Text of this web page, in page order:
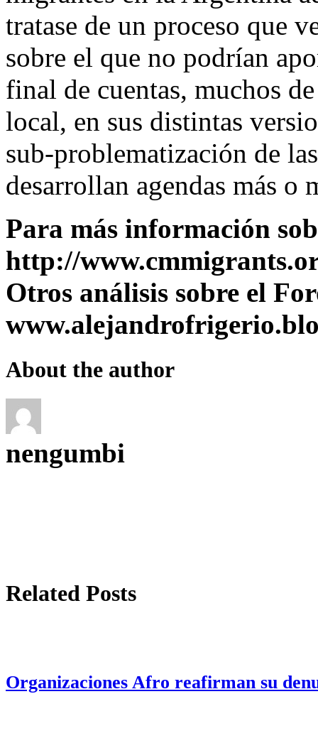
tratase de un proceso que
sobre el que no podrían
final de cuentas, muchos
local, en sus distintas
sub-problematización de
desarrollan agendas más o
Para más información
http://
Otros análisis sobre el
About the author
nengumbi
Related Posts
Organizaciones Afro reafirman su